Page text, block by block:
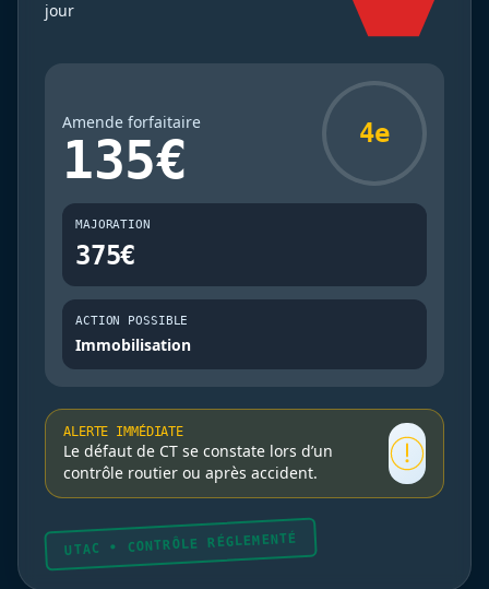
jour
Amende forfaitaire
135€ 4e
MAJORATION
375€
ACTION POSSIBLE
Immobilisation
ALERTE IMMÉDIATE
Le défaut de CT se constate lors d’un
contrôle routier ou après accident.
UTAC • CONTRÔLE RÉGLEMENTÉ